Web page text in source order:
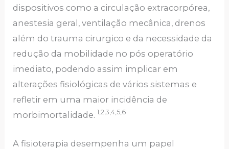
dispositivos como a circulação extracorpórea,
anestesia geral, ventilação mecânica, drenos
além do trauma cirurgico e da necessidade da
redução da mobilidade no pós operatório
imediato, podendo assim implicar em
alterações fisiológicas de vários sistemas e
refletir em uma maior incidência de
morbimortalidade. 1,2,3,4,5,6
A fisioterapia desempenha um papel